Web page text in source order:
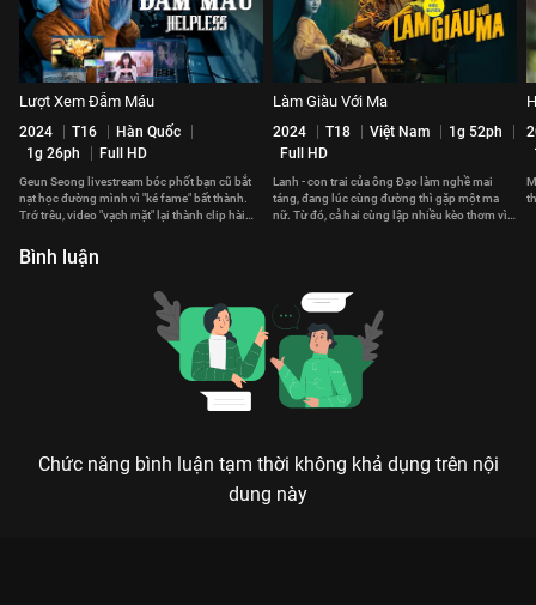
Lượt Xem Đẫm Máu
2024 T16
Hàn Quốc
1g 26ph
Full HD
Geun Seong livestream bóc phốt bạn cũ bắt
nạt học đường mình vì "ké fame" bất thành.
Trớ trêu, video "vạch mặt" lại thành clip hài
Làm Giàu Với Ma
2024 T18 Việt Nam
1g 52ph
Full HD
Lanh - con trai của ông Đạo làm nghề mai
táng, đang lúc cùng đường thì gặp một ma
nữ. Từ đó, cả hai cùng lập nhiều kèo thơm vì
Bình luận
Chức năng bình luận tạm thời không khả dụng trên nội
dung này